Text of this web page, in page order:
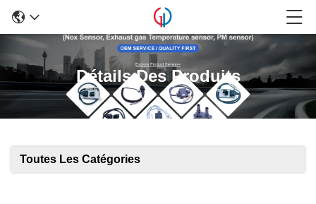
Détails Des Produits
Toutes Les Catégories